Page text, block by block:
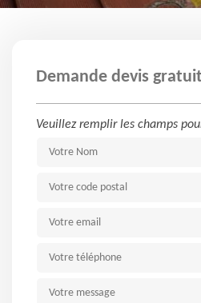
Demande devis gratuit
Veuillez remplir les champs